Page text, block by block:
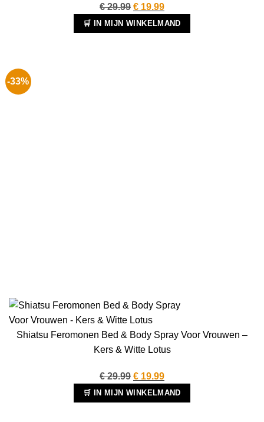
€29.99 Oorspronkelijke
prijs
was:
€ 19.99Huidige
prijs
is:
🛒 IN MIJN WINKELMAND
-33%
Shiatsu Feromonen Bed & Body Spray Voor Vrouwen –
Kers & Witte Lotus
€29.99 Oorspronkelijke
prijs
was:
€ 19.99Huidige
prijs
is:
🛒 IN MIJN WINKELMAND